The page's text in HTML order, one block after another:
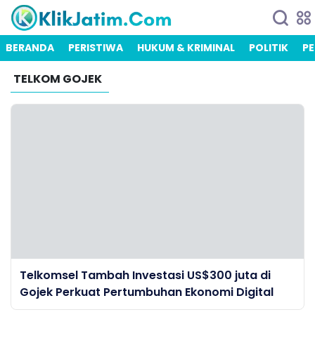
BERANDA PERISTIWA HUKUM & KRIMINAL POLITIK
TELKOM GOJEK
Telkomsel Tambah Investasi US$300 juta di
Gojek Perkuat Pertumbuhan Ekonomi Digital